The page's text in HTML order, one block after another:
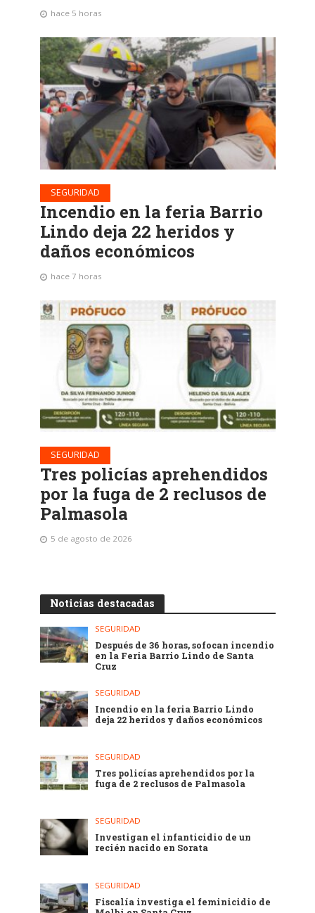
hace 5 horas
SEGURIDAD
Incendio en la feria Barrio
Lindo deja 22 heridos y
daños económicos
hace 7 horas
SEGURIDAD
Tres policías aprehendidos
por la fuga de 2 reclusos de
Palmasola
5 de agosto de 2026
Noticias destacadas
SEGURIDAD
Después de 36 horas, sofocan incendio
en la Feria Barrio Lindo de Santa
Cruz
SEGURIDAD
Incendio en la feria Barrio Lindo
deja 22 heridos y daños económicos
SEGURIDAD
Tres policías aprehendidos por la
fuga de 2 reclusos de Palmasola
SEGURIDAD
Investigan el infanticidio de un
recién nacido en Sorata
SEGURIDAD
Fiscalía investiga el feminicidio de